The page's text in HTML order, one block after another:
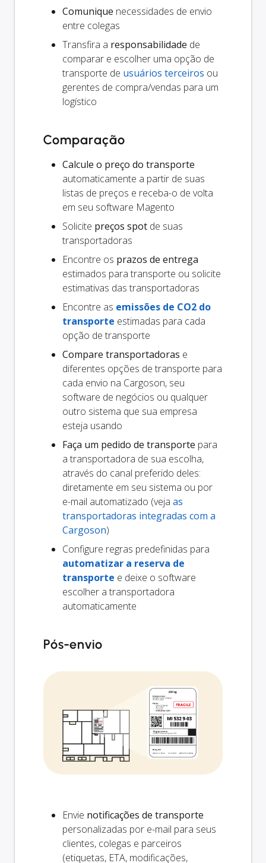
Comunique necessidades de envio
entre colegas
Transfira a responsabilidade de
comparar e escolher uma opção de
transporte de usuários terceiros ou
gerentes de compra/vendas para um
logístico
Comparação
Calcule o preço do transporte
automaticamente a partir de suas
listas de preços e receba-o de volta
em seu software Magento
Solicite preços spot de suas
transportadoras
Encontre os prazos de entrega
estimados para transporte ou solicite
estimativas das transportadoras
Encontre as emissões de CO2 do
transporte estimadas para cada
opção de transporte
Compare transportadoras e
diferentes opções de transporte para
cada envio na Cargoson, seu
software de negócios ou qualquer
outro sistema que sua empresa
esteja usando
Faça um pedido de transporte para
a transportadora de sua escolha,
através do canal preferido deles:
diretamente em seu sistema ou por
e-mail automatizado (veja as
transportadoras integradas com a
Cargoson)
Configure regras predefinidas para
automatizar a reserva de
transporte e deixe o software
escolher a transportadora
automaticamente
Pós-envio
Envie notificações de transporte
personalizadas por e-mail para seus
clientes, colegas e parceiros
(etiquetas, ETA, modificações,